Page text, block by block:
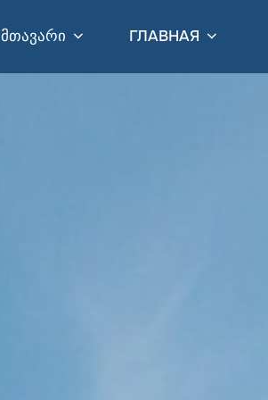
ᲛᲗᲐᲕᲐᲠᲘ ГЛАВНАЯ